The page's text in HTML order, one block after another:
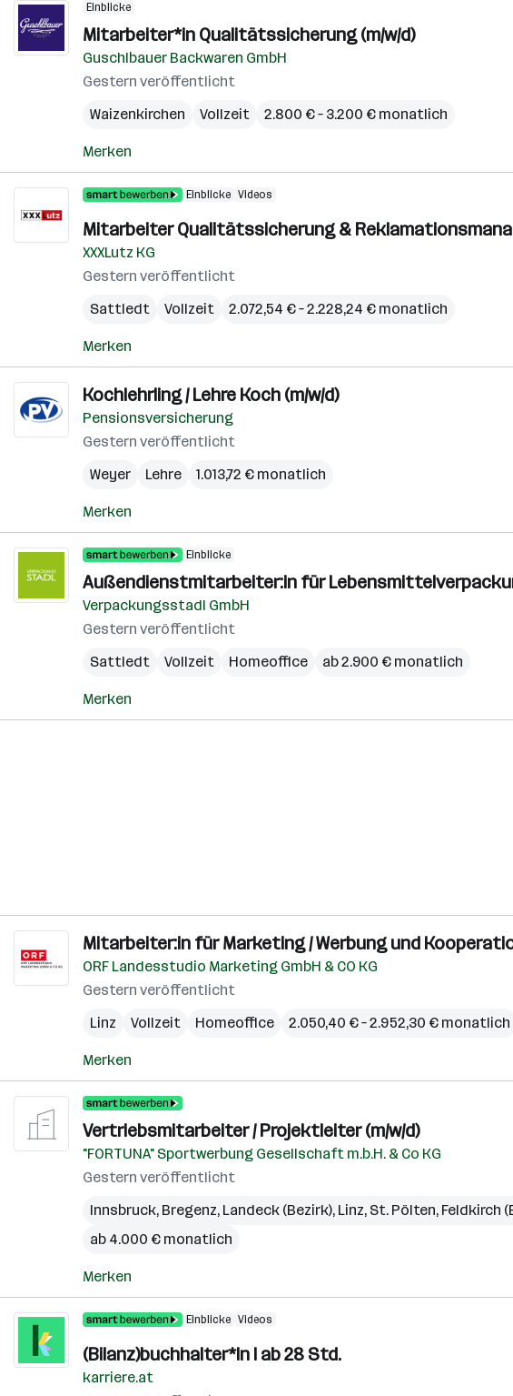
Einblicke
Mitarbeiter*in Qualitätssicherung (m/w/d)
Guschlbauer Backwaren GmbH
Gestern veröffentlicht
Waizenkirchen
Vollzeit 2.800 € – 3.200 € monatlich
Merken
Einblicke Videos
Mitarbeiter Qualitätssicherung &
XXXLutz KG
Gestern veröffentlicht
Sattledt
Vollzeit 2.072,54 € – 2.228,24 € monatlich
Merken
Kochlehrling / Lehre Koch (m/w/d)
Pensionsversicherung
Gestern veröffentlicht
Weyer
Lehre 1.013,72 € monatlich
Merken
Einblicke
Außendienstmitarbeiter:in für
Verpackungsstadl GmbH
Gestern veröffentlicht
Sattledt
Vollzeit Homeoffice ab 2.900 € monatlich
Merken
Mitarbeiter:in für Marketing / Werbung und
ORF Landesstudio Marketing GmbH & CO KG
Gestern veröffentlicht
Linz
Vollzeit Homeoffice 2.050,40 € – 2.952,30 € monatlich
Merken
Vertriebsmitarbeiter / Projektleiter (m/w/d)
"FORTUNA" Sportwerbung Gesellschaft m.b.H. & Co KG
Gestern veröffentlicht
Innsbruck, Bregenz, Landeck (Bezirk), Linz, St. Pölten, Feldkirch
ab 4.000 € monatlich
Merken
Einblicke Videos
(Bilanz)buchhalter*In I ab 28 Std.
karriere.at